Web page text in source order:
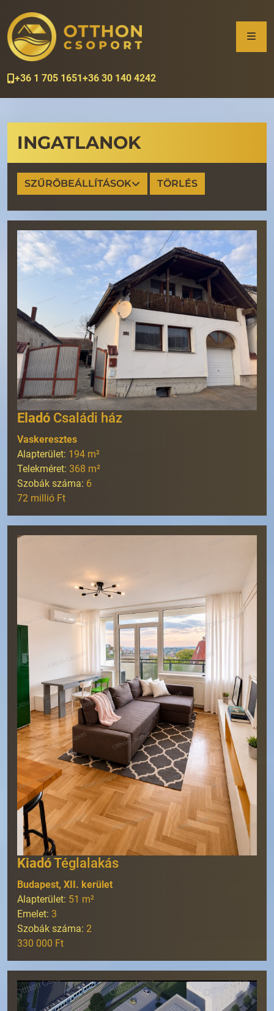
+36 1 705 1651+36 30 140 4242
INGATLANOK
SZŰRŐBEÁLLÍTÁSOK TÖRLÉS
Eladó Családi ház
Vaskeresztes
Alapterület: 194 m²
Telekméret: 368 m²
Szobák száma: 6
72 millió Ft
KiadóTéglalakás
Budapest, XII. kerület
Alapterület: 51 m²
Emelet: 3
Szobák száma: 2
330 000 Ft